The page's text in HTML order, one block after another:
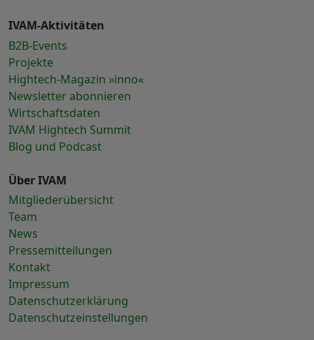
IVAM-Aktivitäten
B2B-Events
Projekte
Hightech-Magazin »inno«
Newsletter abonnieren
Wirtschaftsdaten
IVAM Hightech Summit
Blog und Podcast
Über IVAM
Mitgliederübersicht
Team
News
Pressemitteilungen
Kontakt
Impressum
Datenschutzerklärung
Datenschutzeinstellungen